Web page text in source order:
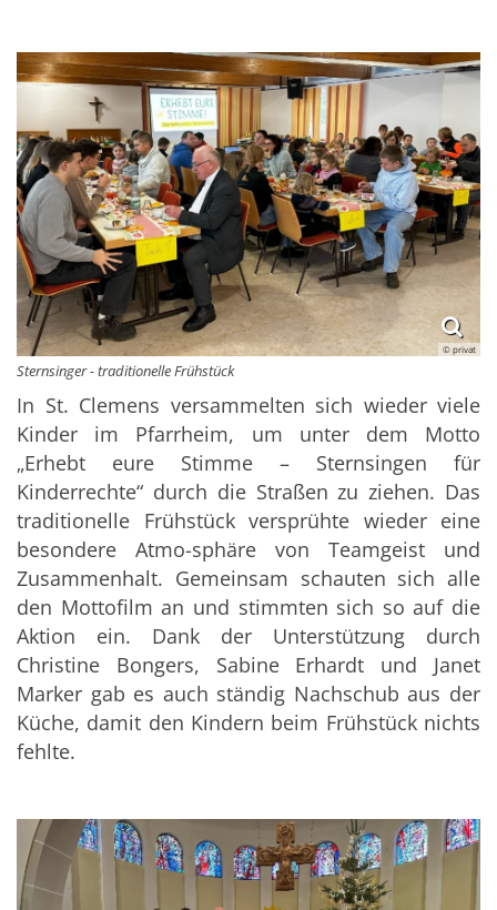
© privat
Sternsinger - traditionelle Frühstück
In St. Clemens versammelten sich wieder viele
Kinder im Pfarrheim, um unter dem Motto
„Erhebt eure Stimme – Sternsingen für
Kinderrechte“ durch die Straßen zu ziehen. Das
traditionelle Frühstück versprühte wieder eine
besondere Atmo-sphäre von Teamgeist und
Zusammenhalt. Gemeinsam schauten sich alle
den Mottofilm an und stimmten sich so auf die
Aktion ein. Dank der Unterstützung durch
Christine Bongers, Sabine Erhardt und Janet
Marker gab es auch ständig Nachschub aus der
Küche, damit den Kindern beim Frühstück nichts
fehlte.